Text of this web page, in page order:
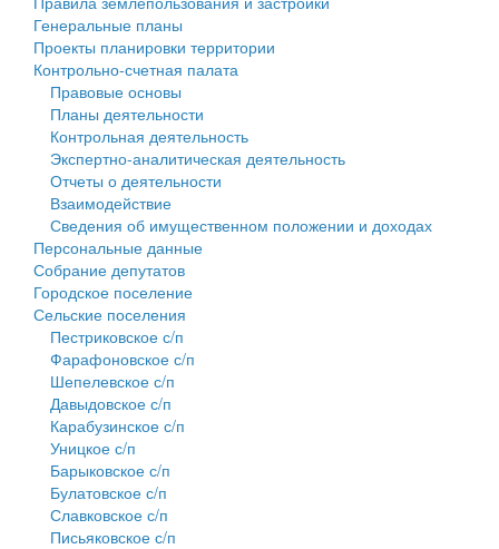
Проекты планировки территории
Собрание депутатов
Городское поселение
Сельские поселения
Генеральные планы
Проекты планировки территории
Контрольно-счетная палата
Правовые основы
Планы деятельности
Контрольная деятельность
Экспертно-аналитическая деятельность
Отчеты о деятельности
Взаимодействие
Сведения об имущественном положении и доходах
Персональные данные
Собрание депутатов
Городское поселение
Сельские поселения
Пестриковское с/п
Фарафоновское с/п
Шепелевское с/п
Давыдовское с/п
Карабузинское с/п
Уницкое с/п
Барыковское с/п
Булатовское с/п
Славковское с/п
Письяковское с/п